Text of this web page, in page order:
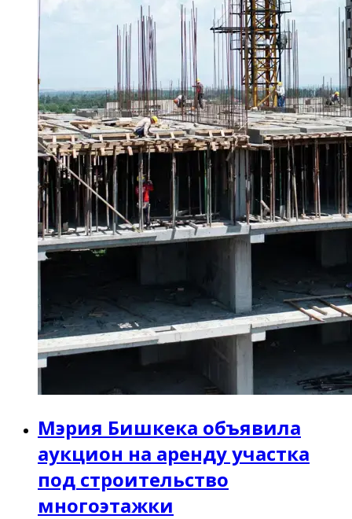
Мэрия Бишкека объявила
аукцион на аренду участка
под строительство
многоэтажки